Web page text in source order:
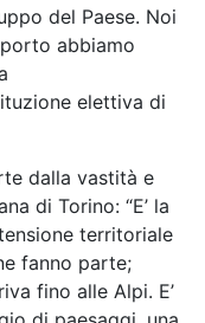
del Paese. Noi
abbiamo
elettiva di
dalla vastità e
di Torino: “E’ la
territoriale
fanno parte;
fino alle Alpi. E’